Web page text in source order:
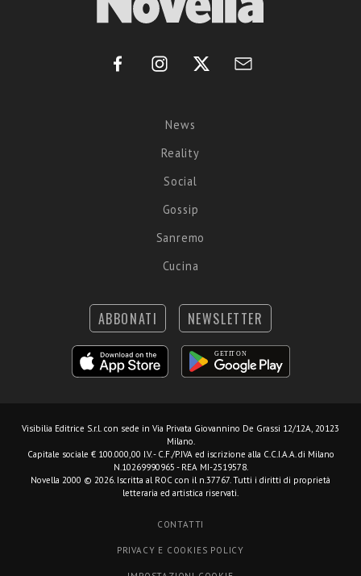
News
Reality
Social
Gossip
Sanremo
Cucina
ABBONATI NEWSLETTER
Visibilia Editrice S.r.l. con sede in Via Privata Giovannino De Grassi 12/12A, 20123
Milano.
Capitale sociale € 100.000,00 I.V. - C.F./P.IVA ed iscrizione alla C.C.I.A.A. di Milano
N.10269990965 - REA MI-2519578.
Novella 2000 © 2026. Iscritta al ROC con il n.37767. Tutti i diritti di proprietà
letteraria ed artistica riservati.
CONTATTI
PRIVACY E COOKIES POLICY